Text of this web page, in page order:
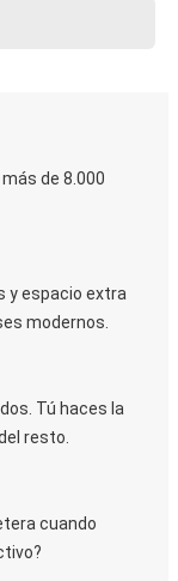
de 8.000
y espacio extra
modernos.
Tú haces la
resto.
cuando